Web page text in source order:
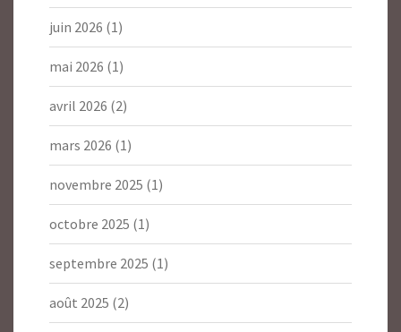
juin 2026 (1)
mai 2026 (1)
avril 2026 (2)
mars 2026 (1)
novembre 2025 (1)
octobre 2025 (1)
septembre 2025 (1)
août 2025 (2)